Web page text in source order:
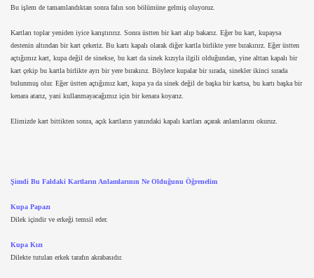
Bu işlem de tamamlandıktan sonra falın son bölümüne gelmiş oluyoruz.
Kartları toplar yeniden iyice karıştırırız. Sonra üstten bir kart alıp bakarız. Eğer bu kart, kupaysa
destenin altından bir kart çekeriz. Bu kartı kapalı olarak diğer kartla birlikte yere bırakırırz. Eğer üstten
açtığımız kart, kupa değil de sinekse, bu kart da sinek kızıyla ilgili olduğundan, yine alttan kapalı bir
kart çekip bu kartla birlikte ayrı bir yere bırakırız. Böylece kupalar bir sırada, sinekler ikinci sırada
bulunmuş olur. Eğer üstten açtığımız kart, kupa ya da sinek değil de başka bir kartsa, bu kartı başka bir
kenara atarız, yani kullanmayacağımız için bir kenara koyarız.
Elimizde kart bittikten sonra, açık kartların yanındaki kapalı kartları açarak anlamlarını okuruz.
Şimdi Bu Faldaki Kartların Anlamlarının Ne Olduğunu Öğrenelim
Kupa Papazı
Dilek içindir ve erkeği temsil eder.
Kupa Kızı
Dilekte tutulan erkek tarafın akrabasıdır.